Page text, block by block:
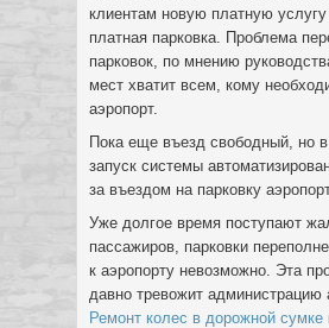
клиентам новую платную услугу
платная парковка. Проблема
парковок, по мнению
мест хватит всем, кому
аэропорт.
Пока еще въезд свободный, но
запуск системы
за въездом на парковку
Уже долгое время поступают
пассажиров, парковки
к аэропорту невозможно. Эта
давно тревожит администрацию
Ремонт колес в дорожной сумке